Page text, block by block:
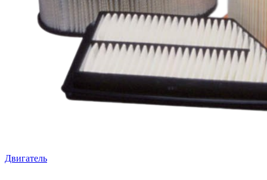
Двигатель